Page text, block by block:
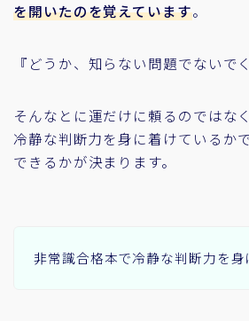
を開いたのを覚えています。
『どうか、知らない問題でないでく
そんなとに運だけに頼るのではな
冷静な判断力を身に着けているか
できるかが決まります。
非常識合格本で冷静な判断力を身